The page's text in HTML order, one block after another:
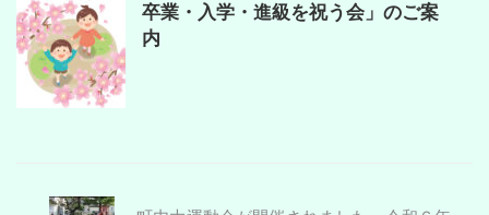
卒業・入学・進級を祝う会」のご案
内